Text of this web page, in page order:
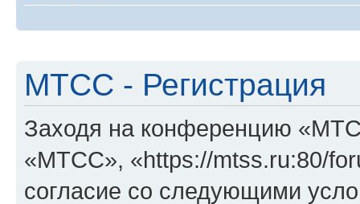
МТСС - Регистрация
Заходя на конференцию
«МТСС», «https://mtss.ru:80/
согласие со следующими